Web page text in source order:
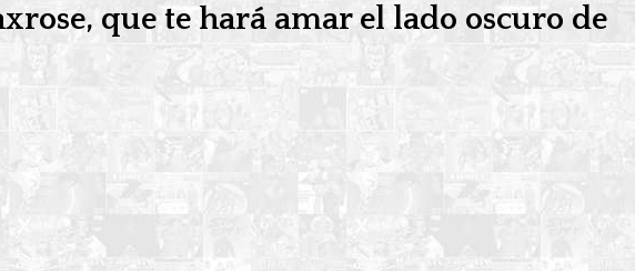
que te hará amar el lado oscuro de